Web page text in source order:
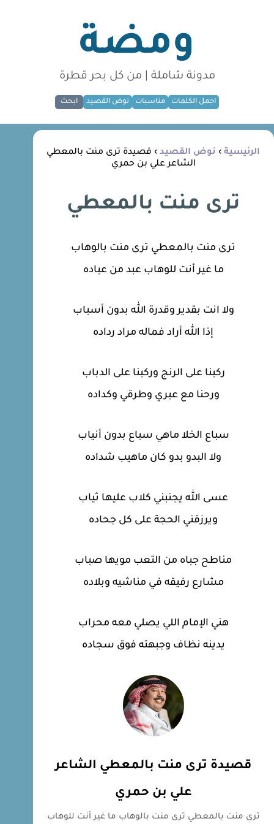
ومضة
مدونة شاملة | من كل بحر قطرة
اجمل الكلمات مناسبات نوض القصيد ابحث
الرئيسية› نوض القصيد› قصيدة ترى منت بالمعطي
الشاعر علي بن حمري
ترى منت بالمعطي
ترى منت بالمعطي ترى منت بالوهاب
ما غير أنت للوهاب عبد من عباده
ولا انت بقدير وقدرة الله بدون أسباب
إذا الله أراد فماله مراد رداده
ركبنا على الرنج وركبنا على الدباب
ورحنا مع عبري وطرقي وكداده
سباع الخلا ماهي سباع بدون أنياب
ولا البدو بدو كان ماهيب شداده
عسى الله يجنبني كلاب عليها ثياب
ويرزقني الحجة على كل جحاده
مناطح جباه من التعب مويها صباب
مشارع رفيقه في مناشيه وبلاده
هني الإمام اللي يصلي معه محراب
يدينه نظاف وجبهته فوق سجاده
قصيدة ترى منت بالمعطي الشاعر
علي بن حمري
ترى منت بالمعطي ترى منت بالوهاب ما غير أنت للوهاب